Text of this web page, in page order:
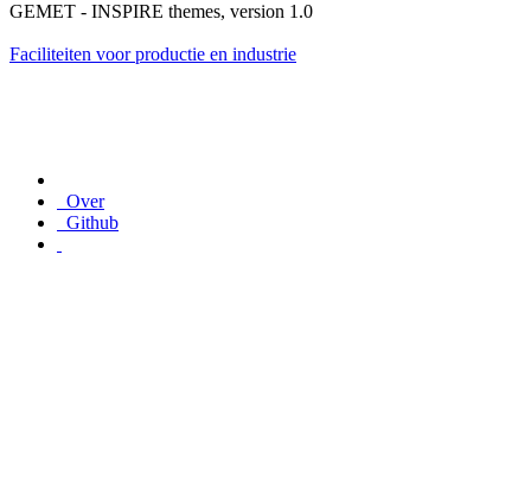
GEMET - INSPIRE themes, version 1.0
Faciliteiten voor productie en industrie
Over
Github